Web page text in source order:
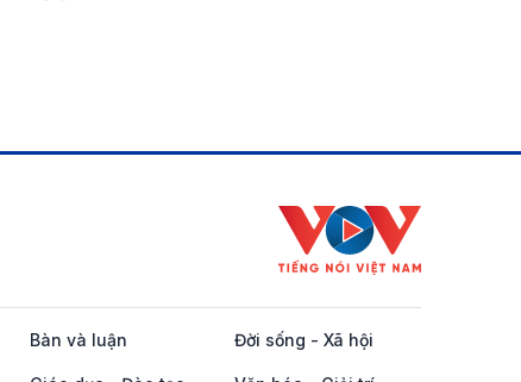
Bàn và luận Đời sống - Xã hội